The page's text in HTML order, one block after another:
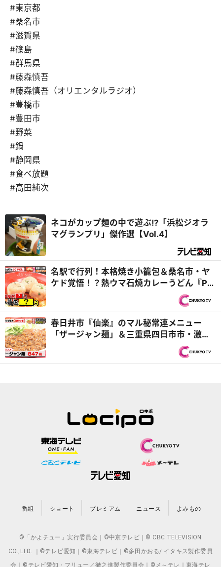
#東京都
#桑名市
#滋賀県
#篠島
#群馬県
#藤森慎吾
#藤森慎吾（オリエンタルラジオ）
#豊橋市
#豊田市
#野菜
#鍋
#静岡県
#食べ放題
#高田純次
ネコがカップ麺の中で遊ぶ!?「浜松ジオラ
マグランプリ」傑作選【Vol.4】
名駅で行列！本格焼き小籠包＆桑名市・ヤ
ケド覚悟！？熱ウマ石焼カレーうどん『PS
春日井市『仙楽』のマル秘常連メニュー
「ザージャン麺」＆三重県四日市市・激安
海鮮食堂がうどん店開店！『PS純金（ゴー
番組 ショート プレミアム ニュース よみもの
©「かよチュー」実行委員会｜©中京テレビ｜© CBC TELEVISION
CO.,LTD. ｜©テレビ愛知｜©東海テレビ｜©多田かおる/ イタキス製作委員
会｜©テレビ愛知・フリュー／徹之進製作委員会｜©メ～テレ｜東海テレ